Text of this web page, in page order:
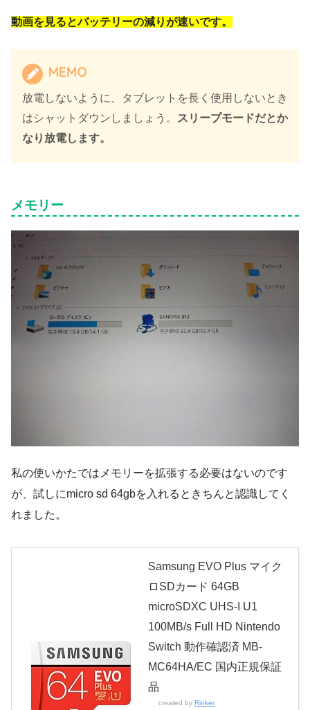
動画を見るとバッテリーの減りが速いです。
MEMO
放電しないように、タブレットを長く使用しないとき
はシャットダウンしましょう。 スリープモードだとか
なり放電します。
メモリー
私の使いかたではメモリーを拡張する必要はないのです
が、試しにmicro sd 64gbを入れるときちんと認識してく
れました。
Samsung EVO Plus マイク
ロSDカード 64GB
microSDXC UHS-I U1
100MB/s Full HD Nintendo
Switch 動作確認済 MB-
MC64HA/EC 国内正規保証
品
created by Rinker